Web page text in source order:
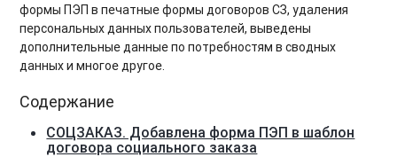
формы ПЭП в печатные формы договоров СЗ, удаления
персональных данных пользователей, выведены
дополнительные данные по потребностям в сводных
данных и многое другое.
Содержание
СОЦЗАКАЗ. Добавлена форма ПЭП в шаблон
договора социального заказа